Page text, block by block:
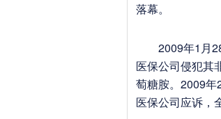
落幕。
2009年1月28
医保公司侵犯其
萄糖胺。2009年
医保公司应诉，